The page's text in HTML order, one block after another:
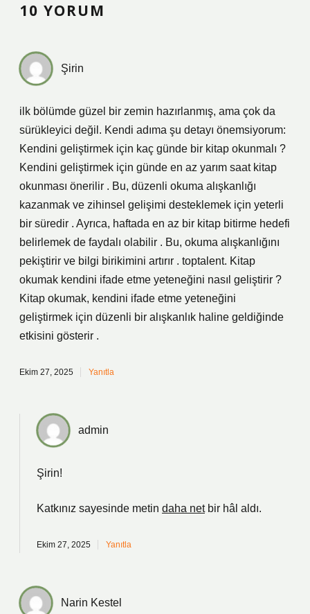
10 YORUM
Şirin
ilk bölümde güzel bir zemin hazırlanmış, ama çok da
sürükleyici değil. Kendi adıma şu detayı önemsiyorum:
Kendini geliştirmek için kaç günde bir kitap okunmalı ?
Kendini geliştirmek için günde en az yarım saat kitap
okunması önerilir . Bu, düzenli okuma alışkanlığı
kazanmak ve zihinsel gelişimi desteklemek için yeterli
bir süredir . Ayrıca, haftada en az bir kitap bitirme hedefi
belirlemek de faydalı olabilir . Bu, okuma alışkanlığını
pekiştirir ve bilgi birikimini artırır . toptalent. Kitap
okumak kendini ifade etme yeteneğini nasıl geliştirir ?
Kitap okumak, kendini ifade etme yeteneğini
geliştirmek için düzenli bir alışkanlık haline geldiğinde
etkisini gösterir .
Ekim 27, 2025 Yanıtla
admin
Şirin!
Katkınız sayesinde metin daha netbir hâl aldı.
Ekim 27, 2025 Yanıtla
Narin Kestel